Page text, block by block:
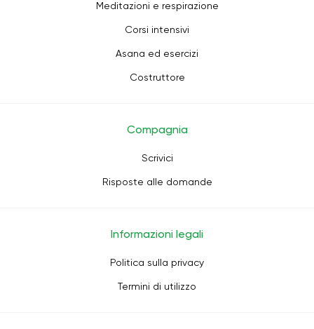
Meditazioni e respirazione
Corsi intensivi
Asana ed esercizi
Costruttore
Compagnia
Scrivici
Risposte alle domande
Informazioni legali
Politica sulla privacy
Termini di utilizzo